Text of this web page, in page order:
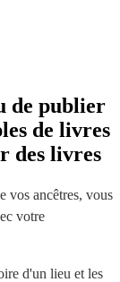
de publier
de livres
des livres
vos ancêtres, vous
votre
d'un lieu et les